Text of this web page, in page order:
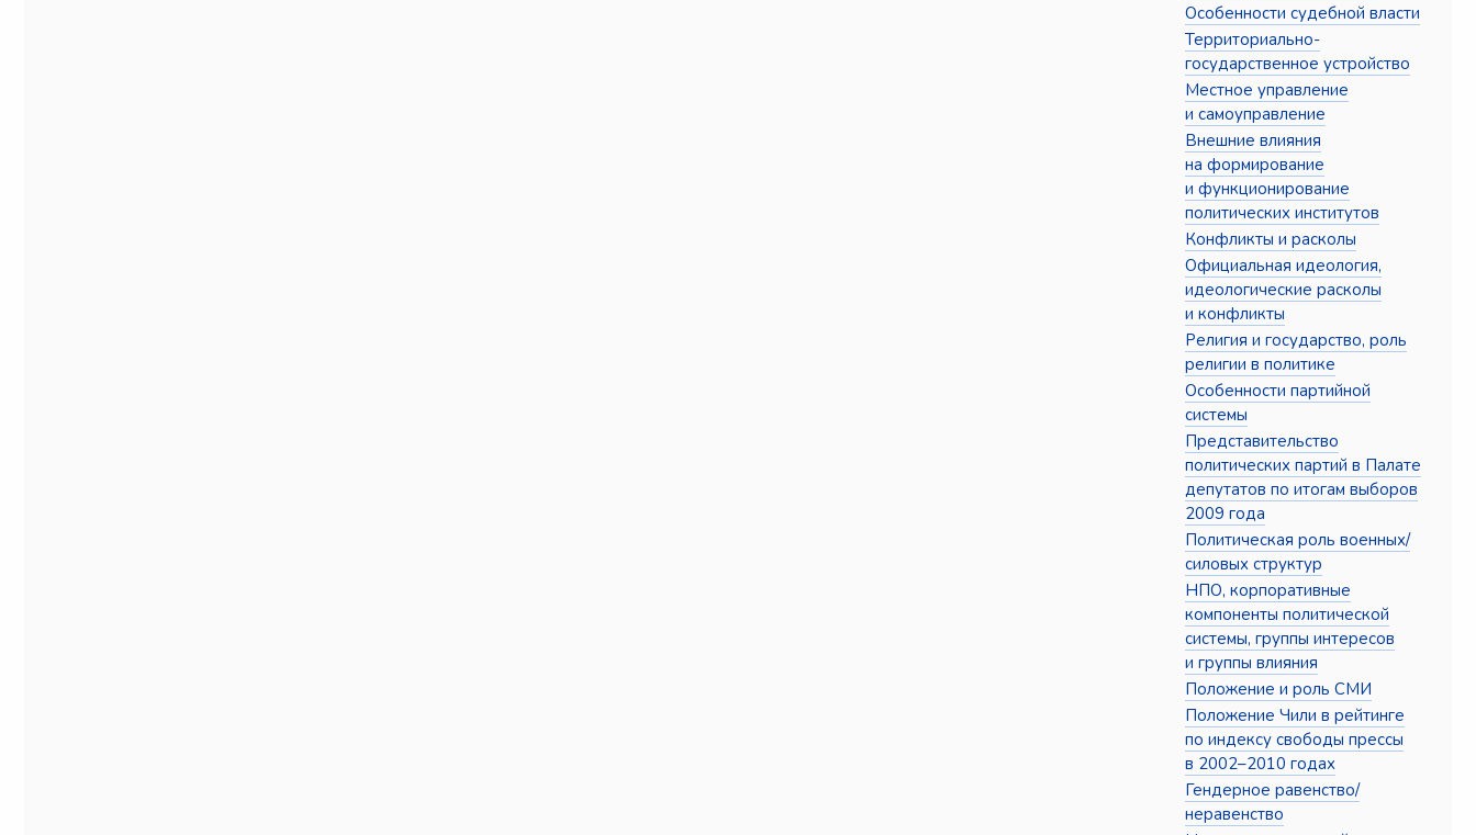
Особенности судебной власти
Территориально-
государственное устройство
Местное управление
и самоуправление
Внешние влияния
на формирование
и функционирование
политических институтов
Конфликты и расколы
Официальная идеология,
идеологические расколы
и конфликты
Религия и государство, роль
религии в политике
Особенности партийной
системы
Представительство
политических партий в Палате
депутатов по итогам выборов
2009 года
Политическая роль военных/
силовых структур
НПО, корпоративные
компоненты политической
системы, группы интересов
и группы влияния
Положение и роль СМИ
Положение Чили в рейтинге
по индексу свободы прессы
в 2002–2010 годах
Гендерное равенство/
неравенство